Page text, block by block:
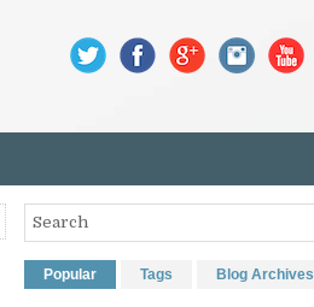
Popular Tags Blog Archives